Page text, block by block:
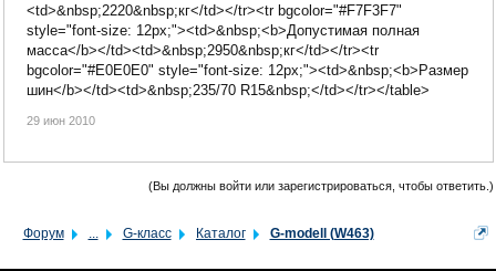
<td>&nbsp;2220&nbsp;кг</td></tr><tr bgcolor="#F7F3F7"
style="font-size: 12px;"><td>&nbsp;<b>Допустимая полная
масса</b></td><td>&nbsp;2950&nbsp;кг</td></tr><tr
bgcolor="#E0E0E0" style="font-size: 12px;"><td>&nbsp;<b>Размер
шин</b></td><td>&nbsp;235/70 R15&nbsp;</td></tr></table>
29 июн 2010
(Вы должны войти или зарегистрироваться, чтобы ответить.)
Форум ... G-класс Каталог G-modell (W463)